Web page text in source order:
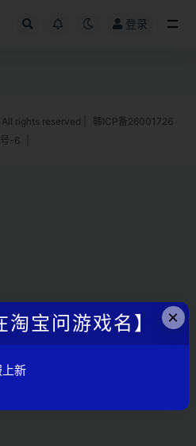
登录
rights reserved
赣ICP备26001726
号-6
×
淘宝问游戏名】
新